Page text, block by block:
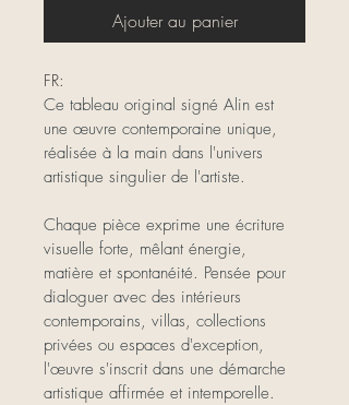
Ajouter au panier
FR:
Ce tableau original signé Alin est
une œuvre contemporaine unique,
réalisée à la main dans l'univers
artistique singulier de l'artiste.
Chaque pièce exprime une écriture
visuelle forte, mêlant énergie,
matière et spontanéité. Pensée pour
dialoguer avec des intérieurs
contemporains, villas, collections
privées ou espaces d'exception,
l'œuvre s'inscrit dans une démarche
artistique affirmée et intemporelle.